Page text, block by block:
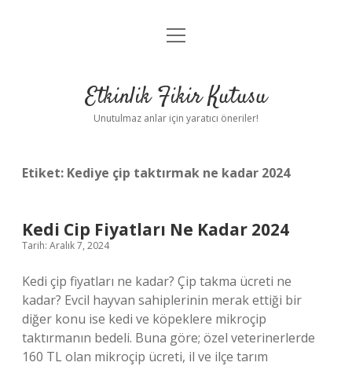
Anasayfa
Yasal Uyarı
menüyü
Etkinlik Fikir Kutusu
Unutulmaz anlar için yaratıcı öneriler!
Etiket: Kediye çip taktırmak ne kadar 2024
Kedi Cip Fiyatları Ne Kadar 2024
Tarih: Aralık 7, 2024
Kedi çip fiyatları ne kadar? Çip takma ücreti ne
kadar? Evcil hayvan sahiplerinin merak ettiği bir
diğer konu ise kedi ve köpeklere mikroçip
taktırmanın bedeli. Buna göre; özel veterinerlerde
160 TL olan mikroçip ücreti, il ve ilçe tarım